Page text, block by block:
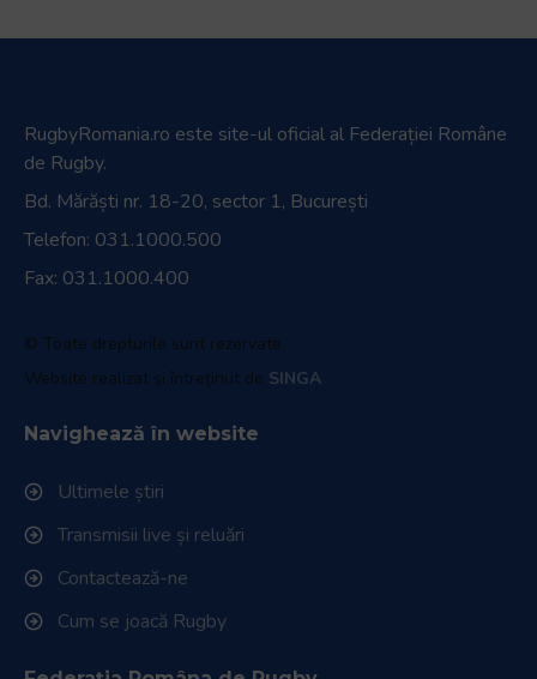
RugbyRomania.ro este site-ul oficial al Federației Române
de Rugby.
Bd. Mărăști nr. 18-20, sector 1, București
Telefon: 031.1000.500
Fax: 031.1000.400
© Toate drepturile sunt rezervate.
Website realizat și întreținut de SINGA
Navighează în website
Ultimele știri
Transmisii live și reluări
Contactează-ne
Cum se joacă Rugby